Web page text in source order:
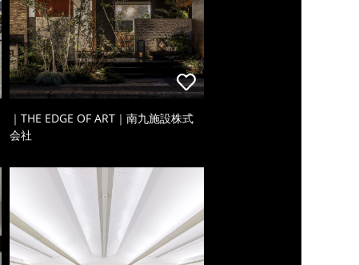
｜THE EDGE OF ART｜南九施設株式
会社